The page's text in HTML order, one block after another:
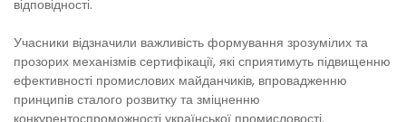
відповідності.
Учасники відзначили важливість формування зрозумілих та
прозорих механізмів сертифікації, які сприятимуть підвищенню
ефективності промислових майданчиків, впровадженню
принципів сталого розвитку та зміцненню
конкурентоспроможності української промисловості.